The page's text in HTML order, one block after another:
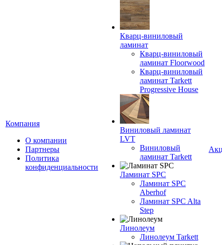
Компания
О компании
Партнеры
Политика
конфиденциальности
Кварц-виниловый
ламинат
Кварц-виниловый
ламинат Floorwood
Кварц-виниловый
ламинат Tarkett
Progressive House
Виниловый ламинат
LVT
Виниловый
ламинат Tarkett
Ламинат SPC
Ламинат SPC
Aberhof
Ламинат SPC Alta
Step
Линолеум
Линолеум Tarkett